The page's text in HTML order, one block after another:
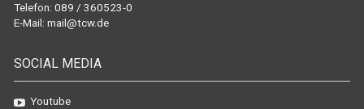
Telefon: 089 / 360523-0
E-Mail: mail@tcw.de
SOCIAL MEDIA
Youtube